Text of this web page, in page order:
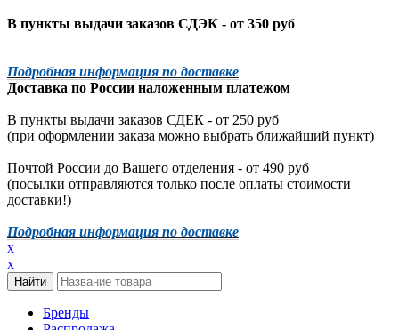
В пункты выдачи заказов СДЭК - от 350 руб
Подробная информация по доставке
Доставка по России наложенным платежом
В пункты выдачи заказов СДЕК - от 250 руб
(при оформлении заказа можно выбрать ближайший пункт)
Почтой России до Вашего отделения - от 490 руб
(посылки отправляются только после оплаты стоимости
доставки!)
Подробная информация по доставке
x
x
Бренды